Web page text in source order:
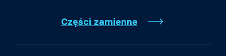
Części zamienne